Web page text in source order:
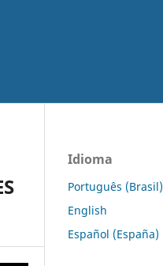
Idioma
Português (Brasil)
English
Español (España)